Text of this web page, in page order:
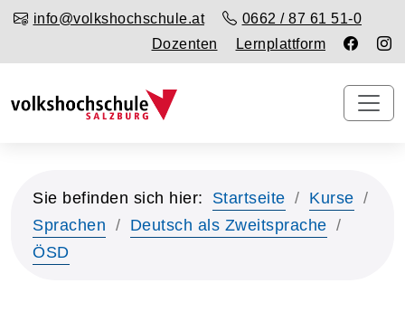
info@volkshochschule.at
0662 / 87 61 51-0
Dozenten
Lernplattform
Sie befinden sich hier: Startseite
Kurse
Sprachen
Deutsch als Zweitsprache
ÖSD